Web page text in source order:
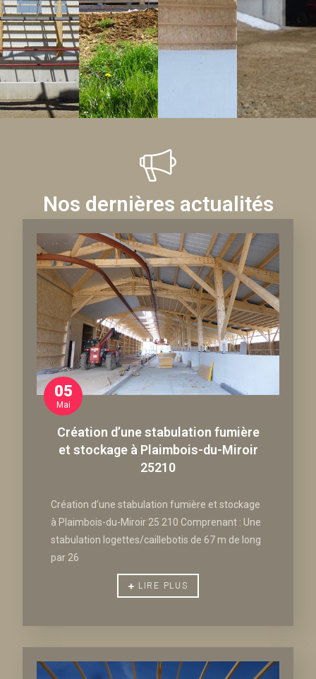
Nos dernières actualités
05
Mai
Création d’une stabulation fumière
et stockage à Plaimbois-du-Miroir
25210
Création d’une stabulation fumière et stockage
à Plaimbois-du-Miroir 25 210 Comprenant : Une
stabulation logettes/caillebotis de 67 m de long
par 26
LIRE PLUS